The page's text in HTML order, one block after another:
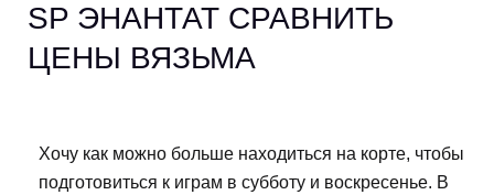
SP ЭНАНТАТ СРАВНИТЬ
ЦЕНЫ ВЯЗЬМА
Хочу как можно больше находиться на корте, чтобы
подготовиться к играм в субботу и воскресенье. В